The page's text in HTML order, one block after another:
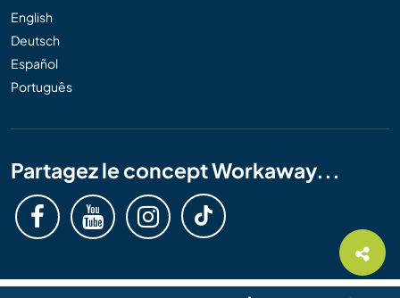
English
Deutsch
Español
Português
Partagez le concept Workaway...